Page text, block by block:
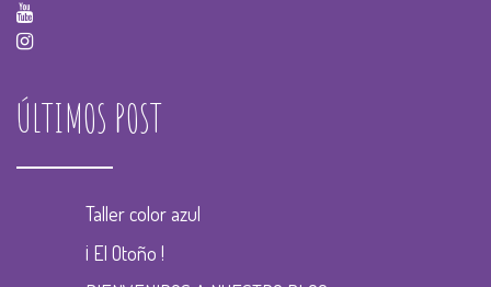
ÚLTIMOS POST
Taller color azul
¡ El Otoño !